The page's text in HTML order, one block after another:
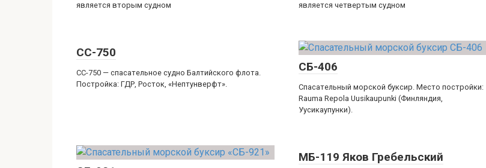
является вторым судном
является четвертым судном
СС-750
СС-750 — спасательное судно Балтийского флота.
Постройка: ГДР, Росток, «Нептунверфт».
СБ-406
Спасательный морской буксир. Место постройки:
Rauma Repola Uusikaupunki (Финляндия,
Уусикаупунки).
МБ-119 Яков Гребельский